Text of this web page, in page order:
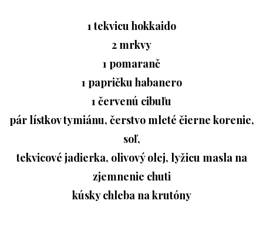
1 tekvicu hokkaido
2 mrkvy
1 pomaranč
1 papričku habanero
1 červenú cibuľu
pár lístkov tymiánu, čerstvo mleté čierne korenie,
soľ,
tekvicové jadierka, olivový olej, lyžicu masla na
zjemnenie chuti
kúsky chleba na krutóny